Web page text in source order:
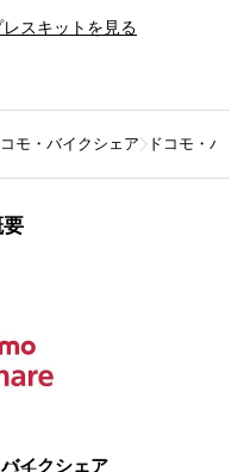
レスキットを見る
モ・バイクシェア ドコモ・バイ
イクシェア